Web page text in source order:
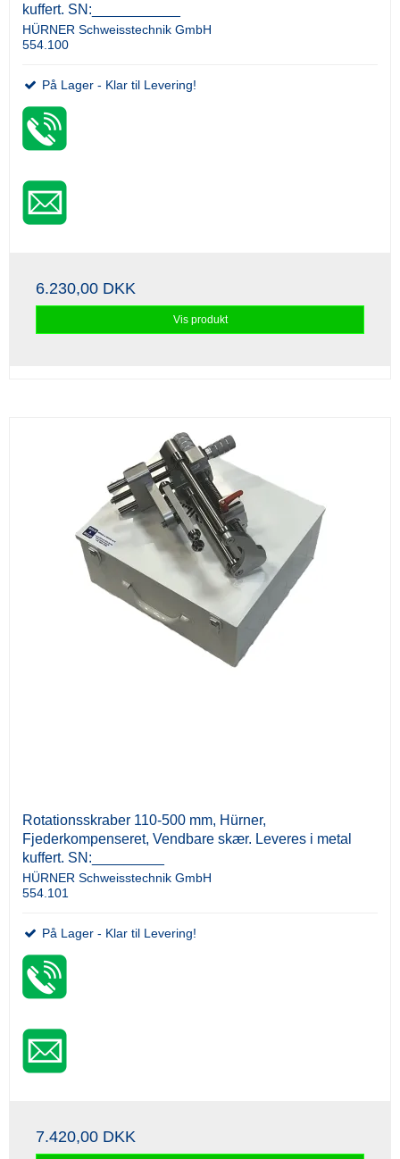
kuffert. SN:___________
HÜRNER Schweisstechnik GmbH
554.100
På Lager - Klar til Levering!
6.230,00 DKK
Vis produkt
Rotationsskraber 110-500 mm, Hürner,
Fjederkompenseret, Vendbare skær. Leveres i metal
kuffert. SN:_________
HÜRNER Schweisstechnik GmbH
554.101
På Lager - Klar til Levering!
7.420,00 DKK